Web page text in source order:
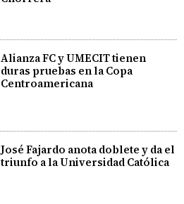
Alianza FC y UMECIT tienen
duras pruebas en la Copa
Centroamericana
José Fajardo anota doblete y da el
triunfo a la Universidad Católica